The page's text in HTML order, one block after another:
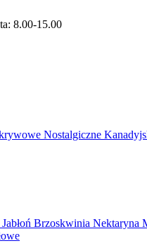
8.00-15.00
Nostalgiczne
Jabłoń Brzoskwinia Nektaryna